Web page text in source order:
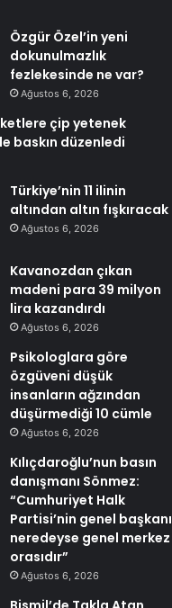
Özgür Özel’in yeni
dokunulmazlık
fezlekesinde ne var?
Ağustos 6, 2026
çip yetenek
baskın düzenledi
Türkiye’nin 11 ilinin
altından altın fışkıracak
Ağustos 6, 2026
Kavanozdan çıkan
madeni para 39 milyon
lira kazandırdı
Ağustos 6, 2026
Psikologlara göre
özgüveni düşük
insanların ağzından
düşürmediği 10 cümle
Ağustos 6, 2026
Kılıçdaroğlu’nun basın
danışmanı Sönmez:
“Cumhuriyet Halk
Partisi’nin genel başkanı
neredeyse genel merkez
orasıdır”
Ağustos 6, 2026